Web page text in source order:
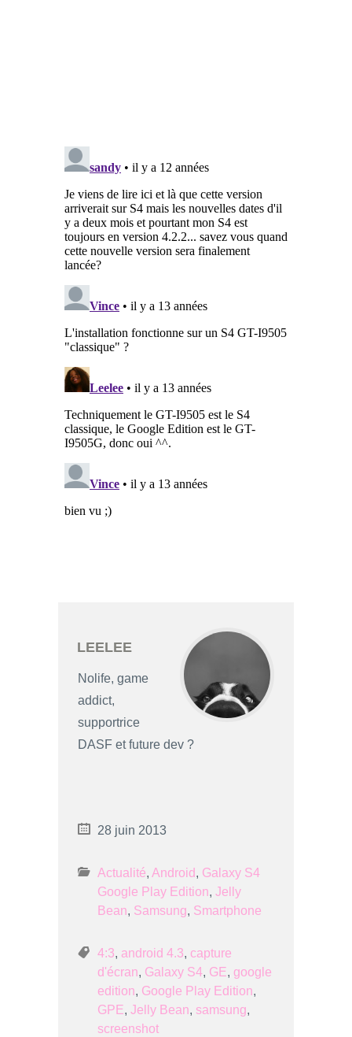
LEELEE
Nolife, game
addict,
supportrice
DASF et future dev ?
28 juin 2013
Actualité, Android, Galaxy S4
Google Play Edition, Jelly
Bean, Samsung, Smartphone
4:3, android 4.3, capture
d'écran, Galaxy S4, GE, google
edition, Google Play Edition,
GPE, Jelly Bean, samsung,
screenshot